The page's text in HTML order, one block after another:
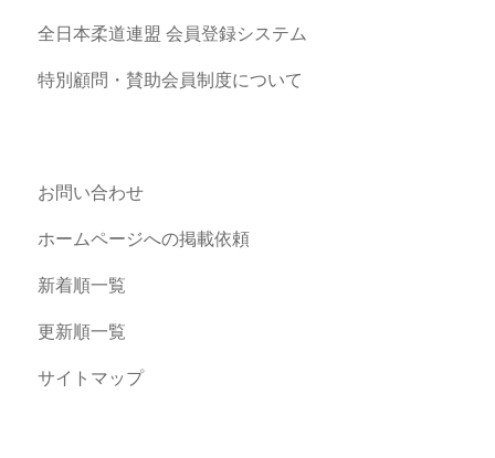
全日本柔道連盟 会員登録システム
特別顧問・賛助会員制度について
お問い合わせ
ホームページへの掲載依頼
新着順一覧
更新順一覧
サイトマップ